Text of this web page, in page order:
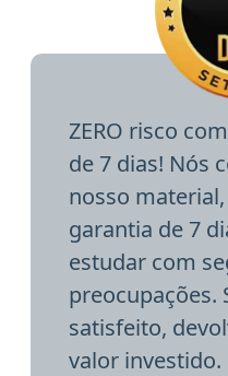
ZERO risco
de 7 dias! Nós
nosso
garantia de 7
estudar com
preocupações.
satisfeito,
valor investido.